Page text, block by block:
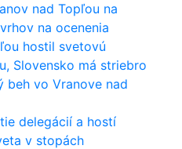
nad Topľou na
na ocenenia
hostil svetovú
Slovensko má striebro
beh vo Vranove nad
delegácií a hostí
v stopách